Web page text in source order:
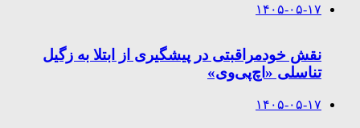
۱۴۰۵-۰۵-۱۷
نقش خودمراقبتی در پیشگیری از ابتلا به زگیل
تناسلی «اچ‌پی‌وی»
۱۴۰۵-۰۵-۱۷